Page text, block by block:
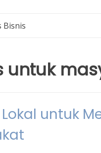
Bisnis
untuk
untuk